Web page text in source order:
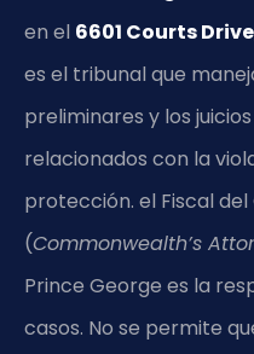
en el 6601 Courts
es el tribunal que
preliminares y los
relacionados con la
protección. el Fiscal
(Commonwealth’s
Prince George es la
casos. No se permite